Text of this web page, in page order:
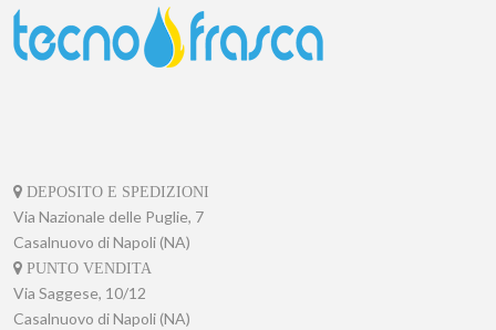
DEPOSITO E SPEDIZIONI
Via Nazionale delle Puglie, 7
Casalnuovo di Napoli (NA)
PUNTO VENDITA
Via Saggese, 10/12
Casalnuovo di Napoli (NA)